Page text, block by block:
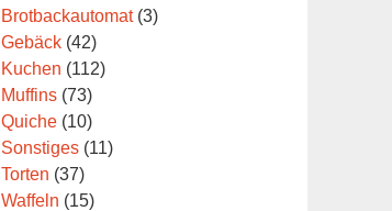
Brotbackautomat(3)
Gebäck(42)
Kuchen (112)
Muffins(73)
Quiche(10)
Sonstiges(11)
Torten (37)
Waffeln (15)